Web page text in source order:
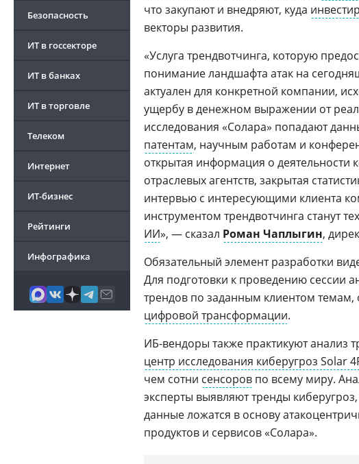
Безопасность
ИТ в госсекторе
ИТ в банках
ИТ в торговле
Телеком
Интернет
ИТ-бизнес
Рейтинги
Инфографика
что закупают и внедряют, куда
векторы развития.
«Услуга трендвотчинга, которую
понимание ландшафта атак на
актуален для конкретной компании,
ущербу в денежном выражении от
исследования «Солара» попадают
патентам, научным работам и
открытая информация о деятельности
отраслевых агентств, закрытая
интервью с интересующими клиента
инструментом трендвотчинга станут
ИИ», — сказал Роман Чаплыгин,
Обязательный элемент разработки
Для подготовки к проведению сессии
трендов по заданным клиентом
цифровой трансформации.
ИБ-вендоры также практикуют анализ
центр исследования киберугроз Solar
чем сотни сенсоров по всему миру.
эксперты выявляют тренды
данные ложатся в основу
продуктов и сервисов «Солара».